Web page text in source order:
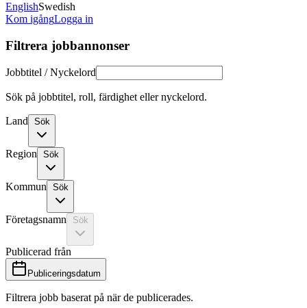
EnglishSwedish
Kom igångLogga in
Filtrera jobbannonser
Jobbtitel / Nyckelord
Sök på jobbtitel, roll, färdighet eller nyckelord.
Land Sök
Region Sök
Kommun Sök
Företagsnamn Sök
Publicerad från
Publiceringsdatum
Filtrera jobb baserat på när de publicerades.